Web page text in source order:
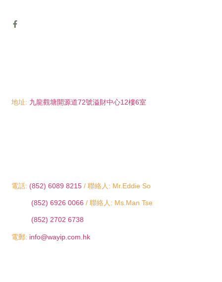
電話: (852) 6089 8215 / 聯絡人: Mr.Eddie So
(852) 6926 0066/ 聯絡人: Ms.Man Tse
(852) 2702 6738
電郵: info@wayip.com.hk
地址: 九龍觀塘開源道72號溢財中心12樓6室